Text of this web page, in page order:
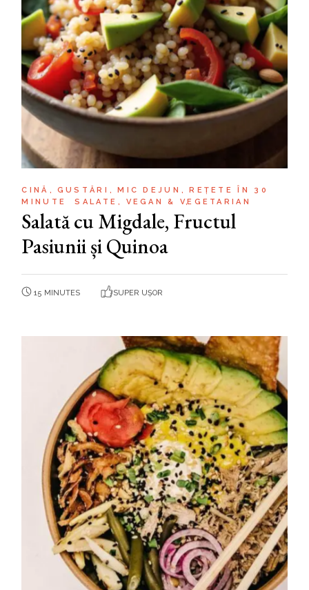
CINĂ GUSTĂRI MIC DEJUN
REȚETE ÎN 30
MINUTE
SALATE VEGAN & VEGETARIAN
Salată cu Migdale, Fructul
Pasiunii și Quinoa
15 MINUTES SUPER UȘOR